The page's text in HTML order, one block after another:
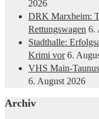
2026
DRK Marxheim:
Rettungswagen 6.
Stadthalle:
Krimi vor 6.
VHS Main-
6. August 2026
Archiv